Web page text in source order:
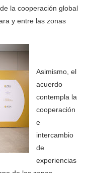
la cooperación global
y entre las zonas
Asimismo, el
acuerdo
contempla la
cooperación
e
intercambio
de
experiencias